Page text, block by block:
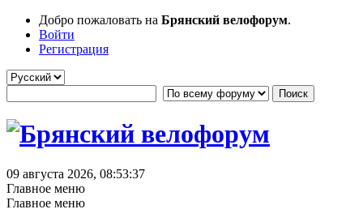
Добро пожаловать на Брянский велофорум.
Войти
Регистрация
09 августа 2026, 08:53:37
Главное меню
Главное меню